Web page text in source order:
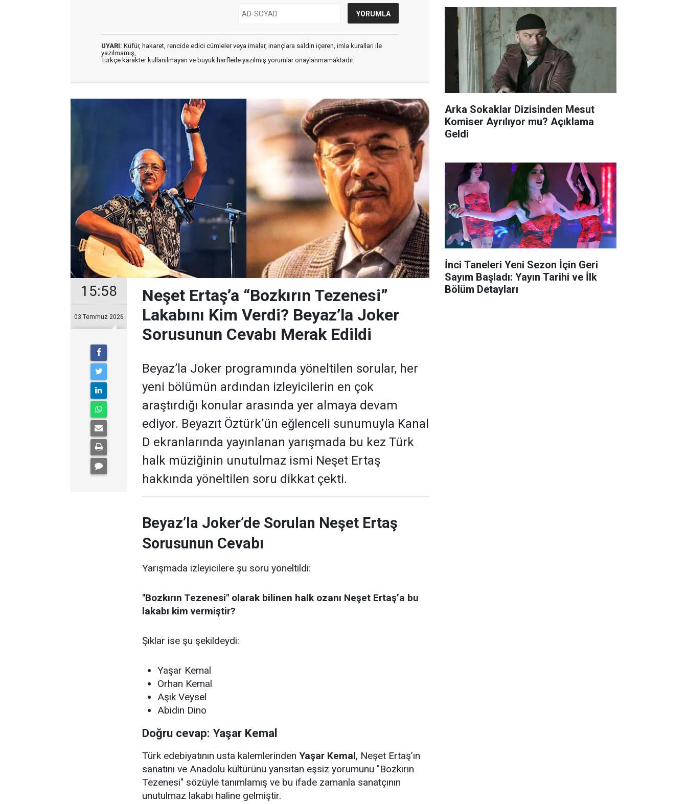
UYARI: Küfür, hakaret, rencide edici cümleler veya imalar, inançlara saldırı içeren, imla kuralları ile
yazılmamış,
Türkçe karakter kullanılmayan ve büyük harflerle yazılmış yorumlar onaylanmamaktadır.
15:58
03 Temmuz 2026
Neşet Ertaş’a “Bozkırın Tezenesi”
Lakabını Kim Verdi? Beyaz’la Joker
Sorusunun Cevabı Merak Edildi
Beyaz’la Joker programında yöneltilen sorular, her
yeni bölümün ardından izleyicilerin en çok
araştırdığı konular arasında yer almaya devam
ediyor. Beyazıt Öztürk’ün eğlenceli sunumuyla Kanal
D ekranlarında yayınlanan yarışmada bu kez Türk
halk müziğinin unutulmaz ismi Neşet Ertaş
hakkında yöneltilen soru dikkat çekti.
Beyaz’la Joker’de Sorulan Neşet Ertaş
Sorusunun Cevabı
Yarışmada izleyicilere şu soru yöneltildi:
"Bozkırın Tezenesi" olarak bilinen halk ozanı Neşet Ertaş’a bu
lakabı kim vermiştir?
Şıklar ise şu şekildeydi:
Yaşar Kemal
Orhan Kemal
Aşık Veysel
Abidin Dino
Doğru cevap: Yaşar Kemal
Türk edebiyatının usta kalemlerinden Yaşar Kemal, Neşet Ertaş’ın
sanatını ve Anadolu kültürünü yansıtan eşsiz yorumunu "Bozkırın
Tezenesi" sözüyle tanımlamış ve bu ifade zamanla sanatçının
unutulmaz lakabı haline gelmiştir.
Arka Sokaklar Dizisinden Mesut
Komiser Ayrılıyor mu? Açıklama
Geldi
İnci Taneleri Yeni Sezon İçin Geri
Sayım Başladı: Yayın Tarihi ve İlk
Bölüm Detayları